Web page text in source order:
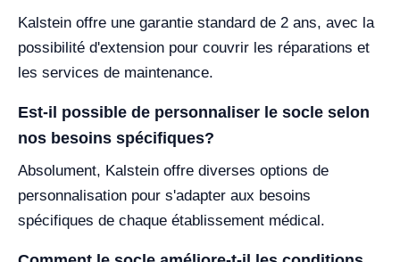
Kalstein offre une garantie standard de 2 ans, avec la
possibilité d'extension pour couvrir les réparations et
les services de maintenance.
Est-il possible de personnaliser le socle selon
nos besoins spécifiques?
Absolument, Kalstein offre diverses options de
personnalisation pour s'adapter aux besoins
spécifiques de chaque établissement médical.